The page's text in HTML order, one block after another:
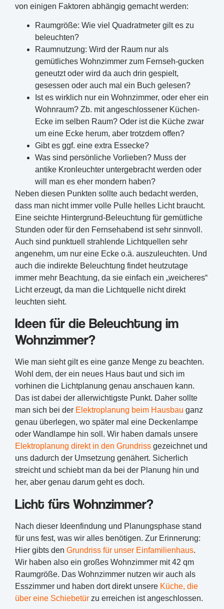
von einigen Faktoren abhängig gemacht werden:
Raumgröße: Wie viel Quadratmeter gilt es zu
beleuchten?
Raumnutzung: Wird der Raum nur als
gemütliches Wohnzimmer zum Fernseh-gucken
geneutzt oder wird da auch drin gespielt,
gesessen oder auch mal ein Buch gelesen?
Ist es wirklich nur ein Wohnzimmer, oder eher ein
Wohnraum? Zb. mit angeschlossener Küchen-
Ecke im selben Raum? Oder ist die Küche zwar
um eine Ecke herum, aber trotzdem offen?
Gibt es ggf. eine extra Essecke?
Was sind persönliche Vorlieben? Muss der
antike Kronleuchter untergebracht werden oder
will man es eher mondern haben?
Neben diesen Punkten sollte auch bedacht werden,
dass man nicht immer volle Pulle helles Licht braucht.
Eine seichte Hintergrund-Beleuchtung für gemütliche
Stunden oder für den Fernsehabend ist sehr sinnvoll.
Auch sind punktuell strahlende Lichtquellen sehr
angenehm, um nur eine Ecke o.ä. auszuleuchten. Und
auch die indirekte Beleuchtung findet heutzutage
immer mehr Beachtung, da sie einfach ein „weicheres“
Licht erzeugt, da man die Lichtquelle nicht direkt
leuchten sieht.
Ideen für die Beleuchtung im
Wohnzimmer?
Wie man sieht gilt es eine ganze Menge zu beachten.
Wohl dem, der ein neues Haus baut und sich im
vorhinen die Lichtplanung genau anschauen kann.
Das ist dabei der allerwichtigste Punkt. Daher sollte
man sich bei der Elektroplanung beim Hausbau ganz
genau überlegen, wo später mal eine Deckenlampe
oder Wandlampe hin soll. Wir haben damals unsere
Elektroplanung direkt in den Grundriss gezeichnet und
uns dadurch der Umsetzung genähert. Sicherlich
streicht und schiebt man da bei der Planung hin und
her, aber genau darum geht es doch.
Licht fürs Wohnzimmer?
Nach dieser Ideenfindung und Planungsphase stand
für uns fest, was wir alles benötigen. Zur Erinnerung:
Hier gibts den Grundriss für unser Einfamilienhaus.
Wir haben also ein großes Wohnzimmer mit 42 qm
Raumgröße. Das Wohnzimmer nutzen wir auch als
Esszimmer und haben dort direkt unsere Küche, die
über eine Schiebetür zu erreichen ist angeschlossen.